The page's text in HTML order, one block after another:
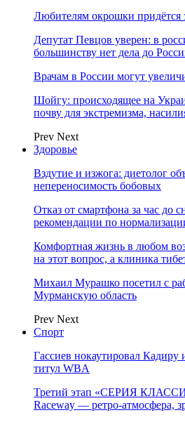
Любителям окрошки придётся
Депутат Певцов уверен: в
большинству нет дела до
Врачам в России могут
Шойгу: происходящее на
почву для экстремизма,
Prev Next
Здоровье
Вздутие и изжога: диетолог
непереносимость бобовых
Отказ от смартфона за час до
рекомендации по
Комфортная жизнь в любом
на этот вопрос, а клиника
Михаил Мурашко посетил с
Мурманскую область
Prev Next
Спорт
Гассиев нокаутировал
титул WBA
Третий этап «СЕРИЯ
Raceway — ретро‑атмосфера,